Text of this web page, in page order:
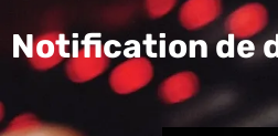
Notification de